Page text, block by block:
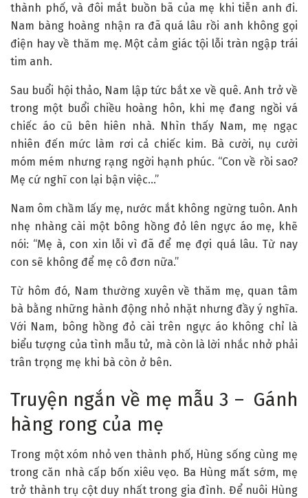
thành phố, và đôi mắt buồn bã của mẹ khi tiễn anh đi.
Nam bàng hoàng nhận ra đã quá lâu rồi anh không gọi
điện hay về thăm mẹ. Một cảm giác tội lỗi tràn ngập trái
tim anh.
Sau buổi hội thảo, Nam lập tức bắt xe về quê. Anh trở về
trong một buổi chiều hoàng hôn, khi mẹ đang ngồi vá
chiếc áo cũ bên hiên nhà. Nhìn thấy Nam, mẹ ngạc
nhiên đến mức làm rơi cả chiếc kim. Bà cười, nụ cười
móm mém nhưng rạng ngời hạnh phúc. “Con về rồi sao?
Mẹ cứ nghĩ con lại bận việc…”
Nam ôm chầm lấy mẹ, nước mắt không ngừng tuôn. Anh
nhẹ nhàng cài một bông hồng đỏ lên ngực áo mẹ, khẽ
nói: “Mẹ à, con xin lỗi vì đã để mẹ đợi quá lâu. Từ nay
con sẽ không để mẹ cô đơn nữa.”
Từ hôm đó, Nam thường xuyên về thăm mẹ, quan tâm
bà bằng những hành động nhỏ nhặt nhưng đầy ý nghĩa.
Với Nam, bông hồng đỏ cài trên ngực áo không chỉ là
biểu tượng của tình mẫu tử, mà còn là lời nhắc nhở phải
trân trọng mẹ khi bà còn ở bên.
Truyện ngắn về mẹ mẫu 3 – Gánh
hàng rong của mẹ
Trong một xóm nhỏ ven thành phố, Hùng sống cùng mẹ
trong căn nhà cấp bốn xiêu vẹo. Ba Hùng mất sớm, mẹ
trở thành trụ cột duy nhất trong gia đình. Để nuôi Hùng